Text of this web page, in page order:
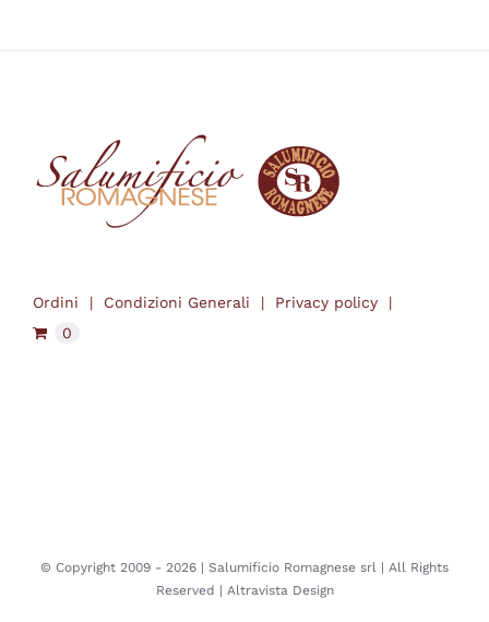
Ordini Condizioni Generali
Privacy policy
0
© Copyright 2009 - 2026 | Salumificio Romagnese srl | All Rights
Reserved | Altravista Design